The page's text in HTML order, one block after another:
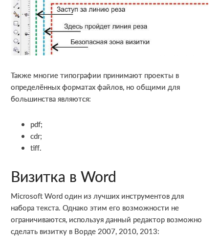
Также многие типографии принимают проекты в
определённых форматах файлов, но общими для
большинства являются:
pdf;
cdr;
tiff.
Визитка в Word
Microsoft Word один из лучших инструментов для
набора текста. Однако этим его возможности не
ограничиваются, используя данный редактор возможно
сделать визитку в Ворде 2007, 2010, 2013: